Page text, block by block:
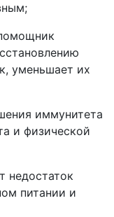
уменьшает их
иммунитета
и физической
недостаток
питании и